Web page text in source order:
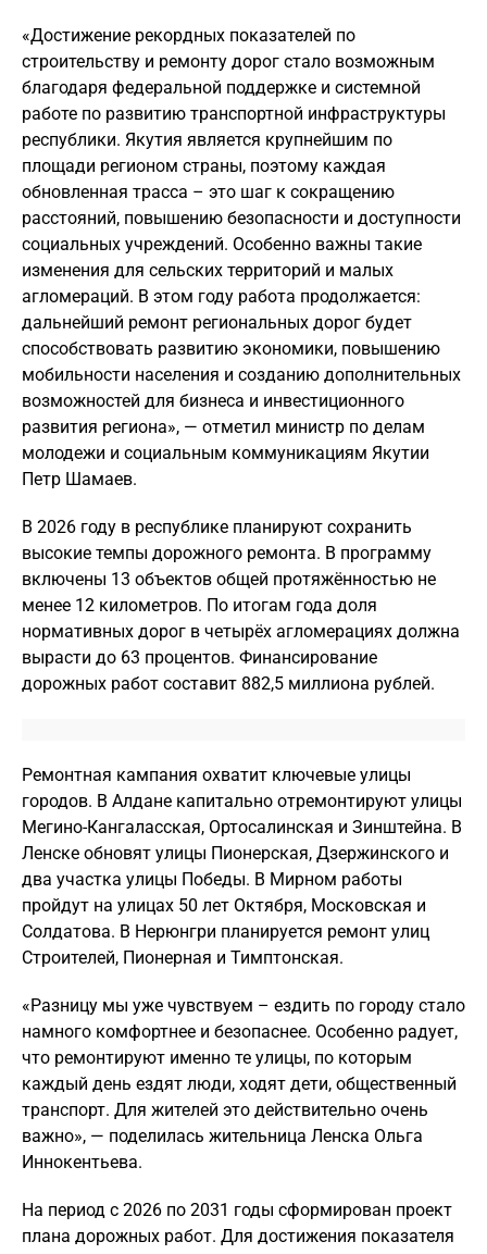
«Достижение рекордных показателей по
строительству и ремонту дорог стало возможным
благодаря федеральной поддержке и системной
работе по развитию транспортной инфраструктуры
республики. Якутия является крупнейшим по
площади регионом страны, поэтому каждая
обновленная трасса – это шаг к сокращению
расстояний, повышению безопасности и доступности
социальных учреждений. Особенно важны такие
изменения для сельских территорий и малых
агломераций. В этом году работа продолжается:
дальнейший ремонт региональных дорог будет
способствовать развитию экономики, повышению
мобильности населения и созданию дополнительных
возможностей для бизнеса и инвестиционного
развития региона», — отметил министр по делам
молодежи и социальным коммуникациям Якутии
Петр Шамаев.
В 2026 году в республике планируют сохранить
высокие темпы дорожного ремонта. В программу
включены 13 объектов общей протяжённостью не
менее 12 километров. По итогам года доля
нормативных дорог в четырёх агломерациях должна
вырасти до 63 процентов. Финансирование
дорожных работ составит 882,5 миллиона рублей.
Ремонтная кампания охватит ключевые улицы
городов. В Алдане капитально отремонтируют улицы
Мегино-Кангаласская, Ортосалинская и Зинштейна. В
Ленске обновят улицы Пионерская, Дзержинского и
два участка улицы Победы. В Мирном работы
пройдут на улицах 50 лет Октября, Московская и
Солдатова. В Нерюнгри планируется ремонт улиц
Строителей, Пионерная и Тимптонская.
«Разницу мы уже чувствуем – ездить по городу стало
намного комфортнее и безопаснее. Особенно радует,
что ремонтируют именно те улицы, по которым
каждый день ездят люди, ходят дети, общественный
транспорт. Для жителей это действительно очень
важно», — поделилась жительница Ленска Ольга
Иннокентьева.
На период с 2026 по 2031 годы сформирован проект
плана дорожных работ. Для достижения показателя